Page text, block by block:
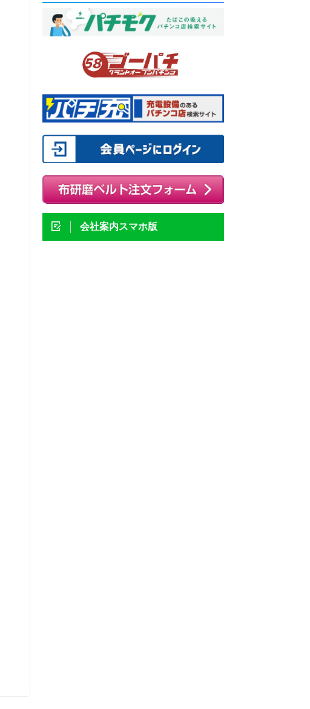
会社案内スマホ版